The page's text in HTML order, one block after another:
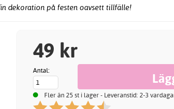
dekoration på festen oavsett tillfälle!
49 kr
Antal:
Fler än 25 st i lager - Leveranstid: 2-3